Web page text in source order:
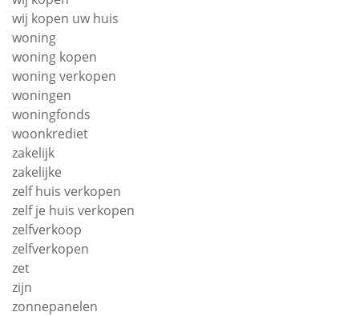
wij kopen uw huis
woning
woning kopen
woning verkopen
woningen
woningfonds
woonkrediet
zakelijk
zakelijke
zelf huis verkopen
zelf je huis verkopen
zelfverkoop
zelfverkopen
zet
zijn
zonnepanelen